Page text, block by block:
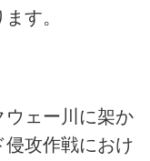
す。
ウェー川に架か
侵攻作戦におけ